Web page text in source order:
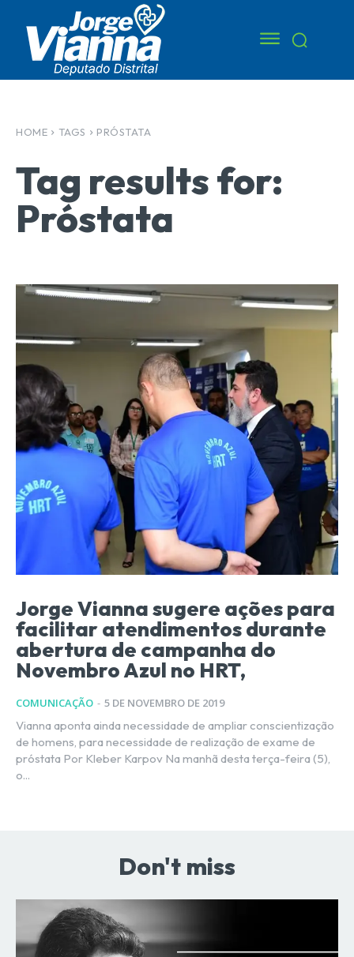
HOME TAGS PRÓSTATA
Tag results for:
Próstata
Jorge Vianna sugere ações para
facilitar atendimentos durante
abertura de campanha do
Novembro Azul no HRT,
COMUNICAÇÃO - 5 DE NOVEMBRO DE 2019
Vianna aponta ainda necessidade de ampliar conscientização
de homens, para necessidade de realização de exame de
próstata Por Kleber Karpov Na manhã desta terça-feira (5),
o...
Don't miss